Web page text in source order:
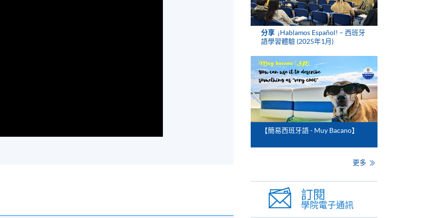
分享 ¡Hablamos Español! – 西班牙
語學習體驗 (2025年1月)
【簡易西班牙語 - Muy Bacano】
更多
訂閱
學院電子通訊